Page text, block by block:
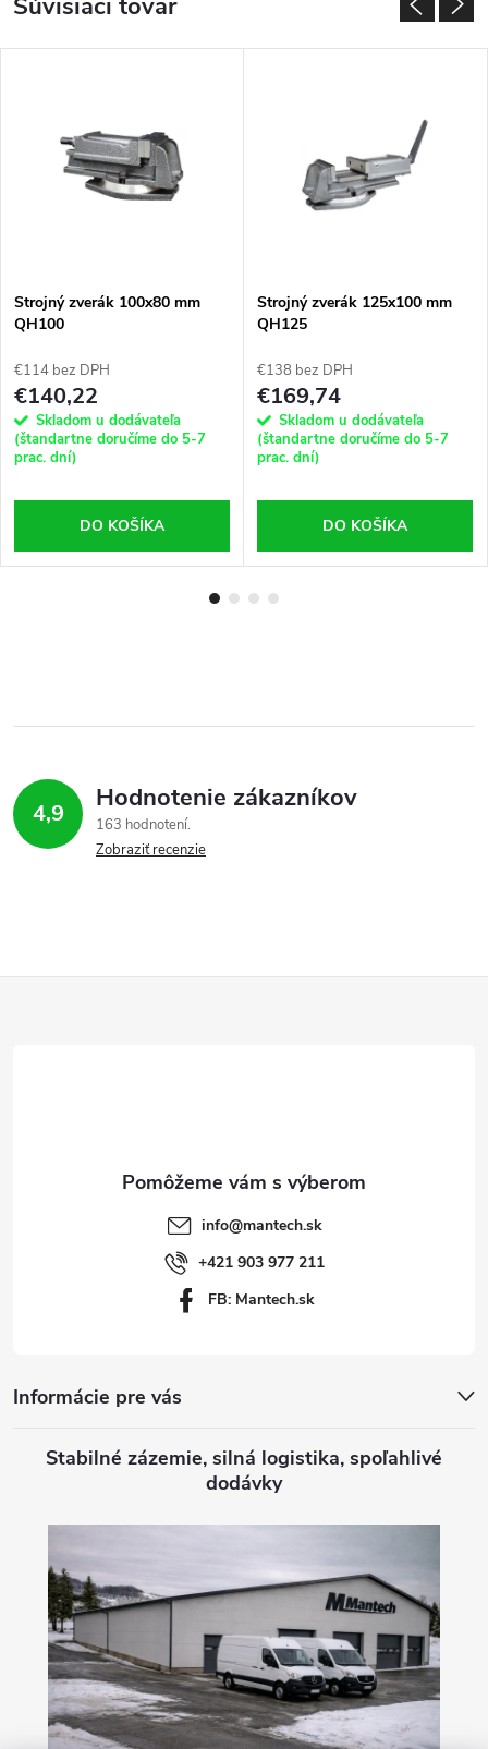
Súvisiaci tovar
Strojný zverák 100x80 mm
QH100
€114 bez DPH
€140,22
Skladom u dodávateľa
(štandartne doručíme do 5-7
prac. dní)
DO KOŠÍKA
Strojný zverák 125x100 mm
QH125
€138 bez DPH
€169,74
Skladom u dodávateľa
(štandartne doručíme do 5-7
prac. dní)
DO KOŠÍKA
4,9 Hodnotenie zákazníkov
163 hodnotení
Zobraziť recenzie
info@mantech.sk
+421 903 977 211
FB: Mantech.sk
Informácie pre vás
Stabilné zázemie, silná logistika, spoľahlivé
dodávky